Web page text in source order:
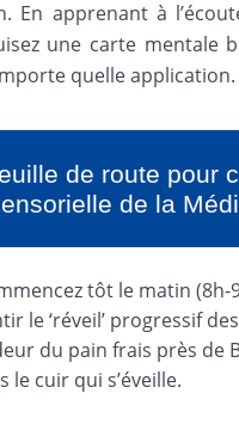
En apprenant à
une carte mentale
quelle application.
de route pour
de la
tôt le matin (8h-
le ‘réveil’ progressif
du pain frais près de
le cuir qui s’éveille.